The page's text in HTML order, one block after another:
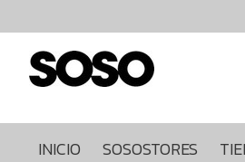
INICIO SOSOSTORES
Inicio
Sosostores
Contacto
Ultimas